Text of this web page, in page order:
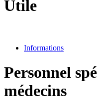
Utile
Informations
Personnel
médecins